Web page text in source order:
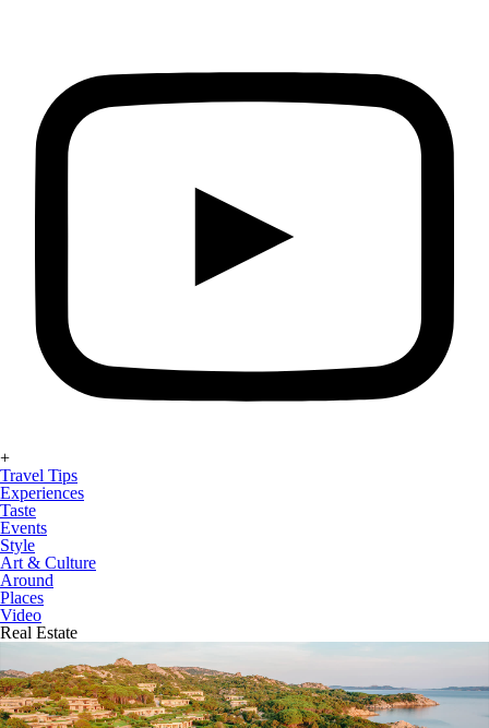
+
Travel Tips
Experiences
Taste
Events
Style
Art & Culture
Around
Places
Video
Real Estate